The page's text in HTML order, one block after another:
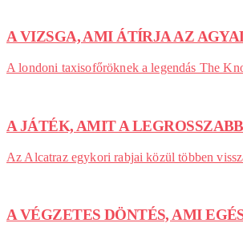
A VIZSGA, AMI ÁTÍRJA AZ
A londoni taxisofőröknek a legendás The
A JÁTÉK, AMIT A
Az Alcatraz egykori rabjai közül többen
A VÉGZETES DÖNTÉS, AMI